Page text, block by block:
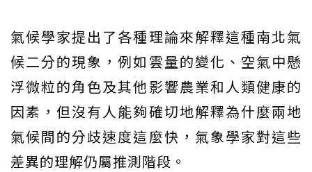
氣候學家提出了各種理論來解釋這種南北氣
候二分的現象，例如雲量的變化、空氣中懸
浮微粒的角色及其他影響農業和人類健康的
因素，但沒有人能夠確切地解釋為什麼兩地
氣候間的分歧速度這麼快，氣象學家對這些
差異的理解仍屬推測階段。